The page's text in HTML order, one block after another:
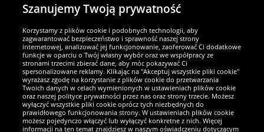
Partnerzy i bezpieczeństwo
Jesteśmy wyjątkowi
Szanujemy Twoją prywatność
Korzystamy z plików cookie i podobnych technologii, aby
zagwarantować bezpieczeństwo i sprawność naszej strony
internetowej, analizować jej funkcjonowanie, zaoferować Ci dodatkowe
funkcje w oparciu o Twój własny wybór oraz we współpracy ze
stronami trzecimi zbierać dane, aby móc pokazywać Ci
spersonalizowane reklamy. Klikając na "Akceptuj wszystkie pliki cookie"
wyrażasz zgodę na korzystanie z plików cookie do przetwarzania
Twoich danych w celach wymienionych w ustawieniach plików cookie
oraz naszej polityce prywatności przez nas oraz strony trzecie. Możesz
wyłączyć wszystkie pliki cookie oprócz tych niezbędnych do
prawidłowego funkcjonowania strony. W ustawieniach plików cookie
możesz pojedynczo włączyć lub wyłączyć konkretne z nich. Więcej
informacji na ten temat znajdziesz w naszym oświadczeniu dotyczącym